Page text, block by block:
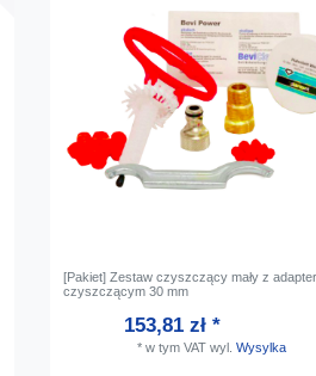
[Pakiet] Zestaw czyszczący mały z
czyszczącym 30 mm
153,81 zł *
* w tym VATwyl. Wysylka